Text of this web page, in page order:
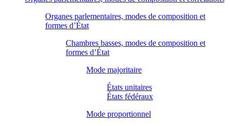
Organes parlementaires, modes de composition et
formes d’État
Chambres basses, modes de composition et
formes d’État
Mode majoritaire
États unitaires
États fédéraux
Mode proportionnel